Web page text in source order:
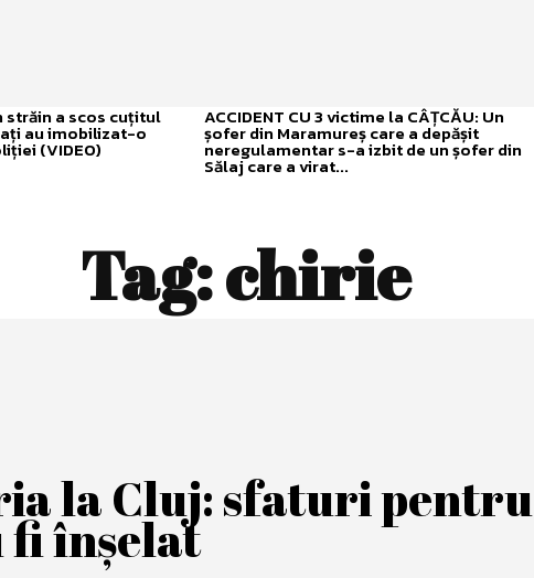
străin a scos cuțitul
au imobilizat-o
(VIDEO)
ACCIDENT CU 3 victime la CÂȚCĂU: Un
șofer din Maramureș care a depășit
neregulamentar s-a izbit de un șofer din
Sălaj care a virat...
Tag:chirie
la Cluj: sfaturi pentru
fi înşelat